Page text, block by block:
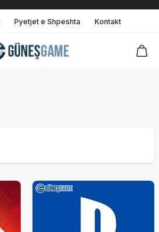
Pyetjet e Shpeshta Kontakt